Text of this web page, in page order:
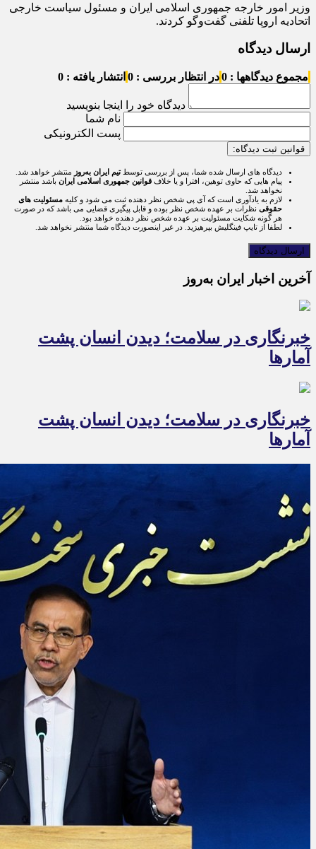
وزیر امور خارجه جمهوری اسلامی ایران و مسئول سیاست خارجی
اتحادیه اروپا تلفنی گفت‌و‌گو کردند.
ارسال دیدگاه
مجموع دیدگاهها : 0 در انتظار بررسی : 0 انتشار یافته : 0
دیدگاه خود را اینجا بنویسید
نام شما
پست الکترونیکی
قوانین ثبت دیدگاه:
دیدگاه های ارسال شده شما، پس از بررسی توسطتیم ایران به‌روز منتشر خواهد شد.
پیام هایی که حاوی توهین، افترا و یا خلاف قوانین جمهوری اسلامی ایران باشد منتشر
نخواهد شد.
لازم به یادآوری است که آی پی شخص نظر دهنده ثبت می شود و کلیه مسئولیت های
حقوقی نظرات بر عهده شخص نظر بوده و قابل پیگیری قضایی می باشد که در صورت
هر گونه شکایت مسئولیت بر عهده شخص نظر دهنده خواهد بود.
لطفا از تایپ فینگلیش بپرهیزید. در غیر اینصورت دیدگاه شما منتشر نخواهد شد.
آخرین اخبار ایران به‌روز
خبرنگاری در سلامت؛ دیدن انسان پشت
آمارها
خبرنگاری در سلامت؛ دیدن انسان پشت
آمارها